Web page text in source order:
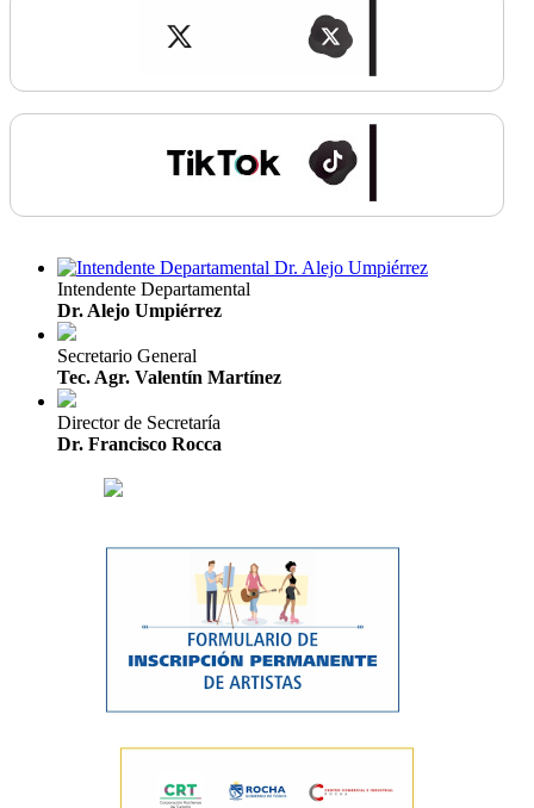
Intendente Departamental
Dr. Alejo Umpiérrez
Secretario General
Tec. Agr. Valentín Martínez
Director de Secretaría
Dr. Francisco Rocca